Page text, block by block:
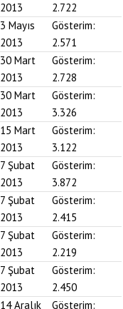
2013
2.722
3 Mayıs
2013
Gösterim:
2.571
30 Mart
2013
Gösterim:
2.728
30 Mart
2013
Gösterim:
3.326
15 Mart
2013
Gösterim:
3.122
7 Şubat
2013
Gösterim:
3.872
7 Şubat
2013
Gösterim:
2.415
7 Şubat
2013
Gösterim:
2.219
7 Şubat
2013
Gösterim:
2.450
14 Aralık
Gösterim: